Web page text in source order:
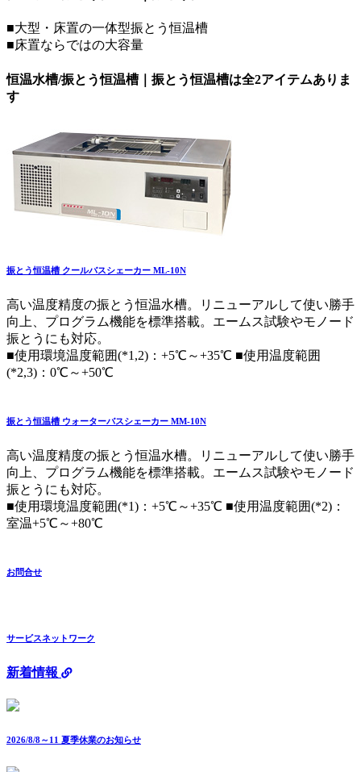
■大型・床置の一体型振とう恒温槽
■床置ならではの大容量
恒温水槽/振とう恒温槽｜振とう恒温槽は全2アイテムありま
す
振とう恒温槽 クールバスシェーカー ML-10N
高い温度精度の振とう恒温水槽。リニューアルして使い勝手
向上、プログラム機能を標準搭載。エームス試験やモノード
振とうにも対応。
■使用環境温度範囲(*1,2)：+5℃～+35℃ ■使用温度範囲
(*2,3)：0℃～+50℃
振とう恒温槽 ウォーターバスシェーカー MM-10N
高い温度精度の振とう恒温水槽。リニューアルして使い勝手
向上、プログラム機能を標準搭載。エームス試験やモノード
振とうにも対応。
■使用環境温度範囲(*1)：+5℃～+35℃ ■使用温度範囲(*2)：
室温+5℃～+80℃
お問合せ
サービスネットワーク
新着情報
2026/8/8～11 夏季休業のお知らせ